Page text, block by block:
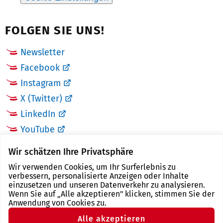
Wir schätzen Ihre Privatsphäre
Wir verwenden Cookies, um Ihr Surferlebnis zu
verbessern, personalisierte Anzeigen oder Inhalte
einzusetzen und unseren Datenverkehr zu analysieren.
Wenn Sie auf „Alle akzeptieren" klicken, stimmen Sie der
Anwendung von Cookies zu.
Alle akzeptieren
FOLGEN SIE UNS!
Newsletter
Facebook
Instagram
X (Twitter)
LinkedIn
YouTube
LINKS
Landkreis Zwickau
Tourismusregion Zwickau
Freistaat Sachsen